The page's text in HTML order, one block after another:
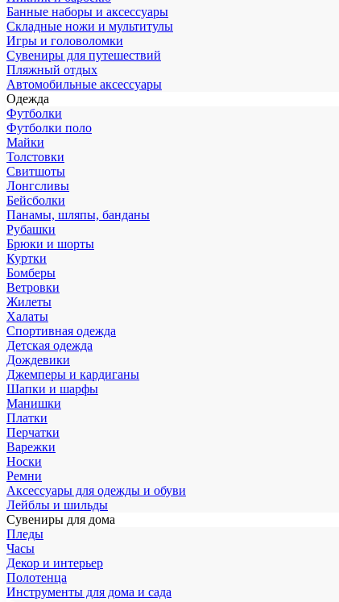
Банные наборы и аксессуары
Складные ножи и мультитулы
Игры и головоломки
Сувениры для путешествий
Пляжный отдых
Автомобильные аксессуары
Одежда
Футболки
Футболки поло
Майки
Толстовки
Свитшоты
Лонгсливы
Бейсболки
Панамы, шляпы, банданы
Рубашки
Брюки и шорты
Куртки
Бомберы
Ветровки
Жилеты
Халаты
Спортивная одежда
Детская одежда
Дождевики
Джемперы и кардиганы
Шапки и шарфы
Манишки
Платки
Перчатки
Варежки
Носки
Ремни
Аксессуары для одежды и обуви
Лейблы и шильды
Сувениры для дома
Пледы
Часы
Декор и интерьер
Полотенца
Инструменты для дома и сада